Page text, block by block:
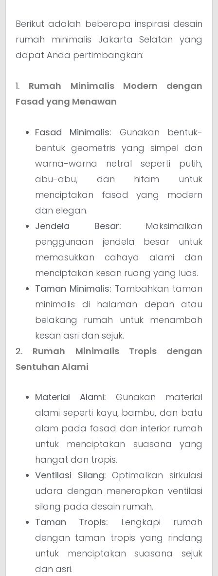
Berikut adalah beberapa inspirasi desain
rumah minimalis Jakarta Selatan yang
dapat Anda pertimbangkan:
1. Rumah Minimalis Modern dengan
Fasad yang Menawan
Fasad Minimalis: Gunakan bentuk-
bentuk geometris yang simpel dan
warna-warna netral seperti putih,
abu-abu, dan hitam untuk
menciptakan fasad yang modern
dan elegan.
Jendela Besar: Maksimalkan
penggunaan jendela besar untuk
memasukkan cahaya alami dan
menciptakan kesan ruang yang luas.
Taman Minimalis: Tambahkan taman
minimalis di halaman depan atau
belakang rumah untuk menambah
kesan asri dan sejuk.
2. Rumah Minimalis Tropis dengan
Sentuhan Alami
Material Alami: Gunakan material
alami seperti kayu, bambu, dan batu
alam pada fasad dan interior rumah
untuk menciptakan suasana yang
hangat dan tropis.
Ventilasi Silang: Optimalkan sirkulasi
udara dengan menerapkan ventilasi
silang pada desain rumah.
Taman Tropis: Lengkapi rumah
dengan taman tropis yang rindang
untuk menciptakan suasana sejuk
dan asri.